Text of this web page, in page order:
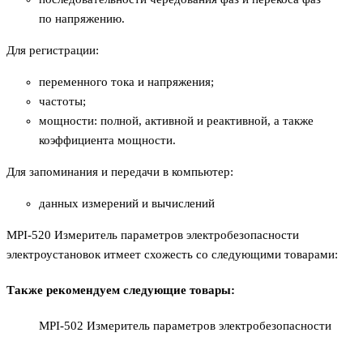
по напряжению.
Для регистрации:
переменного тока и напряжения;
частоты;
мощности: полной, активной и реактивной, а также
коэффициента мощности.
Для запоминания и передачи в компьютер:
данных измерений и вычислений
MPI-520 Измеритель параметров электробезопасности
электроустановок итмеет схожесть со следующими товарами:
Также рекомендуем следующие товары:
MPI-502 Измеритель параметров электробезопасности